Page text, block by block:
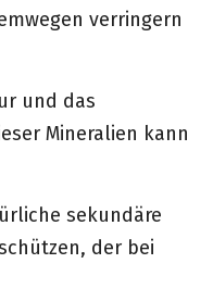
verringern
und das
Mineralien kann
sekundäre
der bei